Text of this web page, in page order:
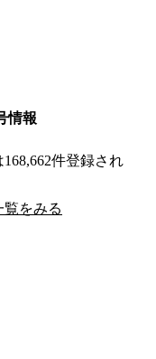
情報
件登録され
をみる